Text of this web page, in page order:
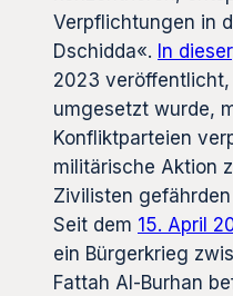
Verpflichtungen in
Dschidda«. In dieser
2023
umgesetzt wurde,
Konfliktparteien
militärische Aktion
Zivilisten
Seit dem 15. April
ein Bürgerkrieg
Fattah Al-Burhan